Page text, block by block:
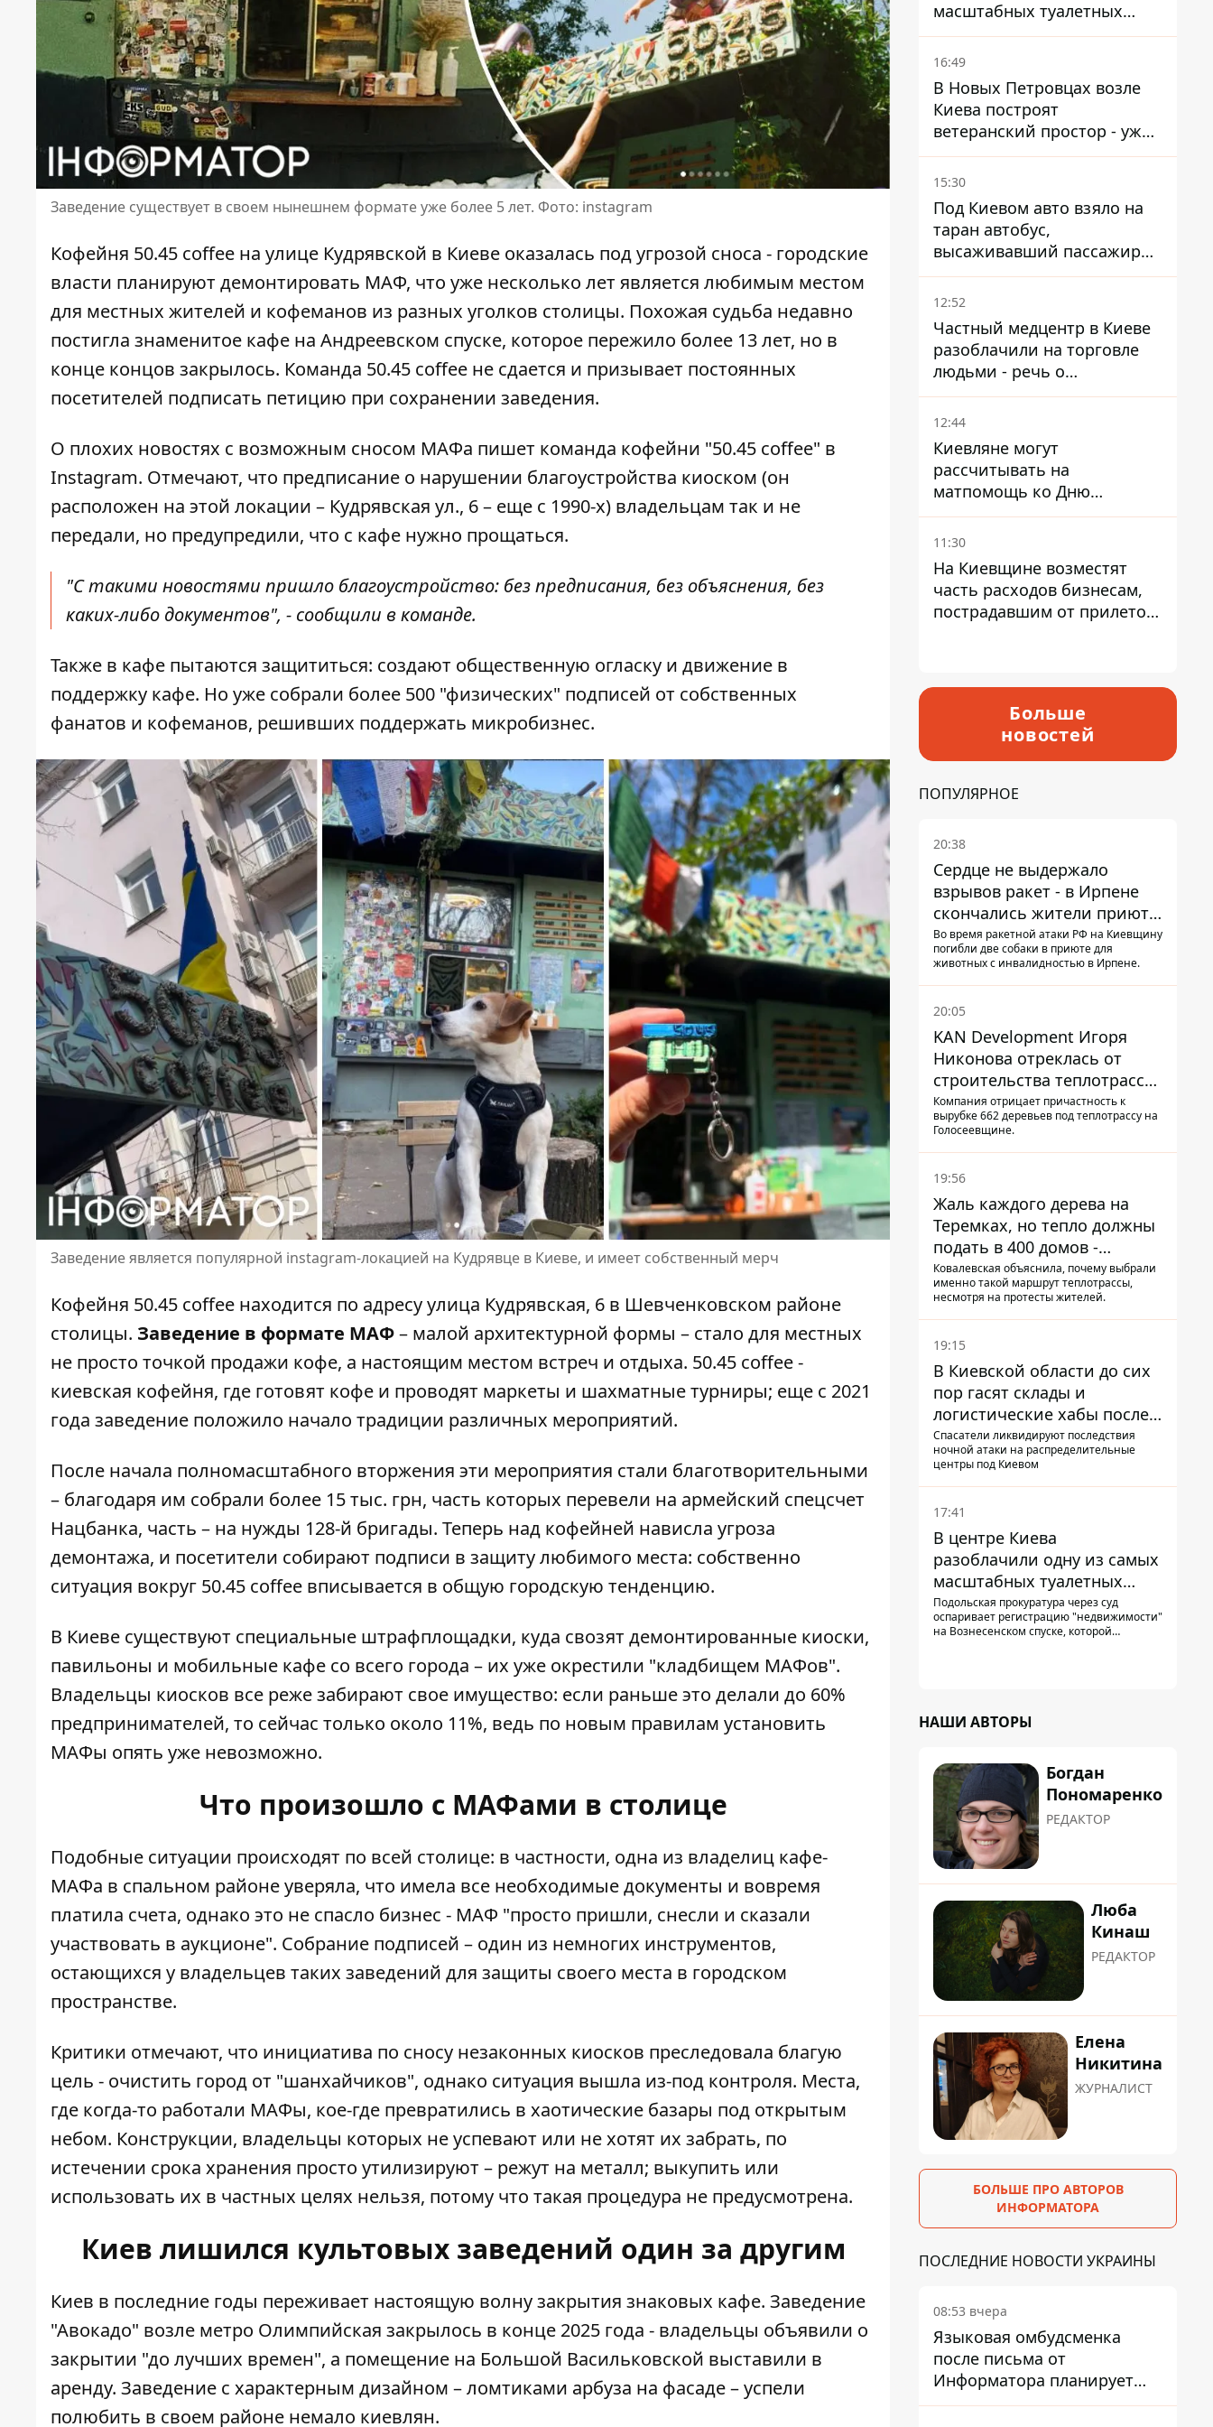
Заведение существует в своем нынешнем формате уже более 5 лет. Фото: instagram
Кофейня 50.45 coffee на улице Кудрявской в ​​Киеве оказалась под угрозой сноса - городские
власти планируют демонтировать МАФ, что уже несколько лет является любимым местом
для местных жителей и кофеманов из разных уголков столицы. Похожая судьба недавно
постигла знаменитое кафе на Андреевском спуске, которое пережило более 13 лет, но в
конце концов закрылось. Команда 50.45 coffee не сдается и призывает постоянных
посетителей подписать петицию при сохранении заведения.
О плохих новостях с возможным сносом МАФа пишет команда кофейни "50.45 coffee" в
Instagram. Отмечают, что предписание о нарушении благоустройства киоском (он
расположен на этой локации – Кудрявская ул., 6 – еще с 1990-х) владельцам так и не
передали, но предупредили, что с кафе нужно прощаться.
"С такими новостями пришло благоустройство: без предписания, без объяснения, без
каких-либо документов", - сообщили в команде.
Также в кафе пытаются защититься: создают общественную огласку и движение в
поддержку кафе. Но уже собрали более 500 "физических" подписей от собственных
фанатов и кофеманов, решивших поддержать микробизнес.
Заведение является популярной instagram-локацией на Кудрявце в Киеве, и имеет собственный мерч
Кофейня 50.45 coffee находится по адресуулица Кудрявская, 6 в Шевченковском районе
столицы. Заведение в формате МАФ– малой архитектурной формы – стало для местных
не просто точкой продажи кофе, а настоящим местом встреч и отдыха. 50.45 coffee -
киевская кофейня, где готовят кофе и проводят маркеты и шахматные турниры; еще с 2021
года заведение положило начало традиции различных мероприятий.
После начала полномасштабного вторжения эти мероприятия стали благотворительными
– благодаря им собрали более 15 тыс. грн, часть которых перевели на армейский спецсчет
Нацбанка, часть – на нужды 128-й бригады. Теперь над кофейней нависла угроза
демонтажа, и посетители собирают подписи в защиту любимого места: собственно
ситуация вокруг 50.45 coffee вписывается в общую городскую тенденцию.
В Киеве существуют специальные штрафплощадки, куда свозят демонтированные киоски,
павильоны и мобильные кафе со всего города – их уже окрестили "кладбищем МАФов".
Владельцы киосков все реже забирают свое имущество: если раньше это делали до 60%
предпринимателей, то сейчас только около 11%, ведь по новым правилам установить
МАФы опять уже невозможно.
Что произошло с МАФами в столице
Подобные ситуации происходят по всей столице: в частности, одна из владелиц кафе-
МАФа в спальном районе уверяла, что имела все необходимые документы и вовремя
платила счета, однако это не спасло бизнес - МАФ "просто пришли, снесли и сказали
участвовать в аукционе". Собрание подписей – один из немногих инструментов,
остающихся у владельцев таких заведений для защиты своего места в городском
пространстве.
Критики отмечают, что инициатива по сносу незаконных киосков преследовала благую
цель - очистить город от "шанхайчиков", однако ситуация вышла из-под контроля. Места,
где когда-то работали МАФы, кое-где превратились в хаотические базары под открытым
небом. Конструкции, владельцы которых не успевают или не хотят их забрать, по
истечении срока хранения просто утилизируют – режут на металл; выкупить или
использовать их в частных целях нельзя, потому что такая процедура не предусмотрена.
Киев лишился культовых заведений один за другим
Киев в последние годы переживает настоящую волну закрытия знаковых кафе. Заведение
"Авокадо" возле метро Олимпийская закрылось в конце 2025 года - владельцы объявили о
закрытии "до лучших времен", а помещение на Большой Васильковской выставили в
аренду. Заведение с характерным дизайном – ломтиками арбуза на фасаде – успели
полюбить в своем районе немало киевлян.
масштабных туалетных
схем с фиктивным домом
16:49
В Новых Петровцах возле
Киева построят
ветеранский простор - уже
нашли проектанта
15:30
Под Киевом авто взяло на
таран автобус,
высаживавший пассажиров
на остановке - пассажир в
больнице
12:52
Частный медцентр в Киеве
разоблачили на торговле
людьми - речь о
суррогатном материнстве
12:44
Киевляне могут
рассчитывать на
матпомощь ко Дню
независимости - кому ее
дадут
11:30
На Киевщине возместят
часть расходов бизнесам,
пострадавшим от прилетов
Больше
новостей
ПОПУЛЯРНОЕ
20:38
Сердце не выдержало
взрывов ракет - в Ирпене
скончались жители приюта
для собак с инвалидностью
Во время ракетной атаки РФ на Киевщину
погибли две собаки в приюте для
животных с инвалидностью в Ирпене.
20:05
KAN Development Игоря
Никонова отреклась от
строительства теплотрассы
на Теремках
Компания отрицает причастность к
вырубке 662 деревьев под теплотрассу на
Голосеевщине.
19:56
Жаль каждого дерева на
Теремках, но тепло должны
подать в 400 домов -
депутат Киевсовета
Ковалевская объяснила, почему выбрали
именно такой маршрут теплотрассы,
несмотря на протесты жителей.
19:15
В Киевской области до сих
пор гасят склады и
логистические хабы после
прилетов ракет - ГСЧС
Спасатели ликвидируют последствия
ночной атаки на распределительные
центры под Киевом
17:41
В центре Киева
разоблачили одну из самых
масштабных туалетных
схем с фиктивным домом
Подольская прокуратура через суд
оспаривает регистрацию "недвижимости"
на Вознесенском спуске, которой
НАШИ АВТОРЫ
Богдан
Пономаренко
РЕДАКТОР
Люба
Кинаш
РЕДАКТОР
Елена
Никитина
ЖУРНАЛИСТ
БОЛЬШЕ ПРО АВТОРОВ
ИНФОРМАТОРА
ПОСЛЕДНИЕ НОВОСТИ УКРАИНЫ
08:53 вчера
Языковая омбудсменка
после письма от
Информатора планирует
наказать компанию-